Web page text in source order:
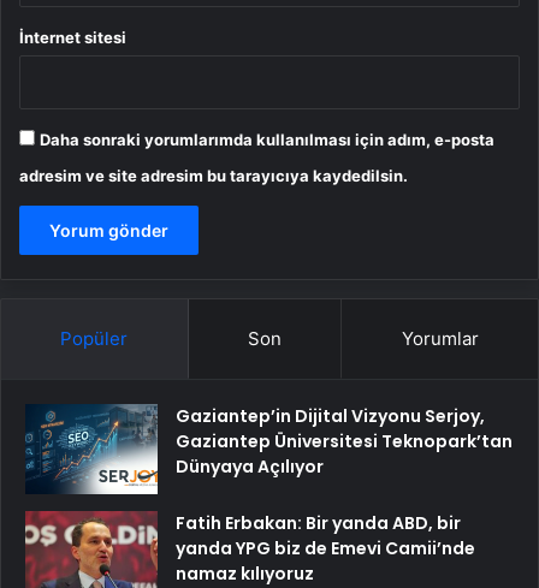
İnternet sitesi
Daha sonraki yorumlarımda kullanılması için adım, e-posta
adresim ve site adresim bu tarayıcıya kaydedilsin.
Popüler Son Yorumlar
Gaziantep’in Dijital Vizyonu Serjoy,
Gaziantep Üniversitesi Teknopark’tan
Dünyaya Açılıyor
Fatih Erbakan: Bir yanda ABD, bir
yanda YPG biz de Emevi Camii’nde
namaz kılıyoruz